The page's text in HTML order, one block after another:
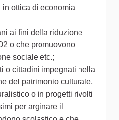
in ottica di economia
ai fini della riduzione
o che promuovono
sociale etc.;
o cittadini impegnati nella
del patrimonio culturale,
o in progetti rivolti
per arginare il